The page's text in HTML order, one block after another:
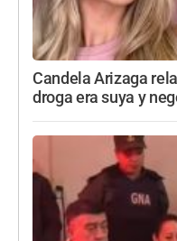
Candela Arizaga
droga era suya y